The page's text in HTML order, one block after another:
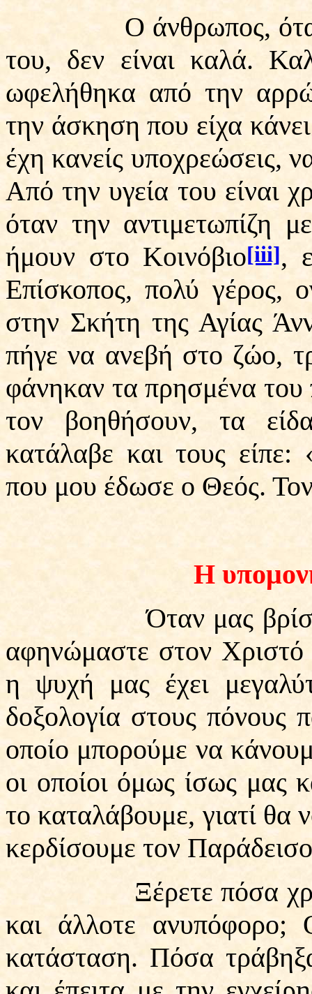
Ο άνθρωπος, όταν
του, δεν είναι καλά.
ωφελήθηκα από την
την άσκηση που είχα
έχη κανείς υποχρεώσεις,
Από την υγεία του είναι
όταν την αντιμετωπίζη
ήμουν στο Κοινόβιο[iii],
Επίσκοπος, πολύ γέρος,
στην Σκήτη της Αγίας
πήγε να ανεβή στο ζώο,
φάνηκαν τα πρησμένα
τον βοηθήσουν, τα
κατάλαβε και τους
που μου έδωσε ο Θεός.
Η
Όταν μας βρίσκη
αφηνώμαστε στον
η ψυχή μας έχει
δοξολογία στους
οποίο μπορούμε να
οι οποίοι όμως ίσως μας
το καταλάβουμε, γιατί θα
κερδίσουμε τον
Ξέρετε πόσα
και άλλοτε ανυπόφορο;
κατάσταση. Πόσα